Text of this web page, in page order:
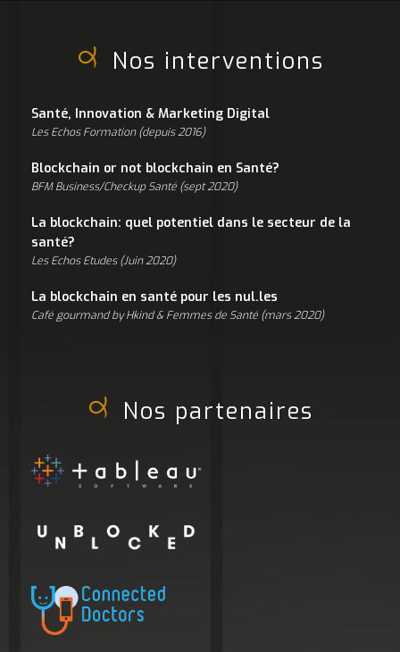
Nos interventions
Santé, Innovation & Marketing Digital
Les Echos Formation (depuis 2016)
Blockchain or not blockchain en Santé?
BFM Business/Checkup Santé (sept 2020)
La blockchain: quel potentiel dans le secteur de la
santé?
Les Echos Etudes (Juin 2020)
La blockchain en santé pour les nul.les
Café gourmand by Hkind & Femmes de Santé (mars 2020)
Nos partenaires